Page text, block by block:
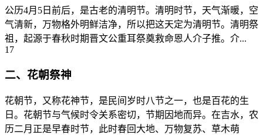
公历4月5日前后，是古老的清明节。清明时节，天气渐暖，空
气清新，万物格外明鲜洁净，所以把这天定为清明节。清明祭
祖，起源于春秋时期晋文公重耳祭奠救命恩人介子推。介...
17
二、花朝祭神
花朝节，又称花神节，是民间岁时八节之一，也是百花的生
日。花朝节与气候时令关系密切，节期因地而异。在吉水，农
历二月正是早春时节，此时春回大地、万物复苏、草木萌